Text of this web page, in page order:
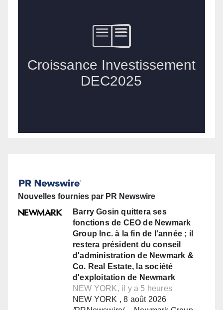
Nouvelles fournies par PR Newswire
Barry Gosin quittera ses
fonctions de CEO de Newmark
Group Inc. à la fin de l'année ; il
restera président du conseil
d'administration de Newmark &
Co. Real Estate, la société
d'exploitation de Newmark
NEW YORK, il y a 5 heures
NEW YORK , 8 août 2026